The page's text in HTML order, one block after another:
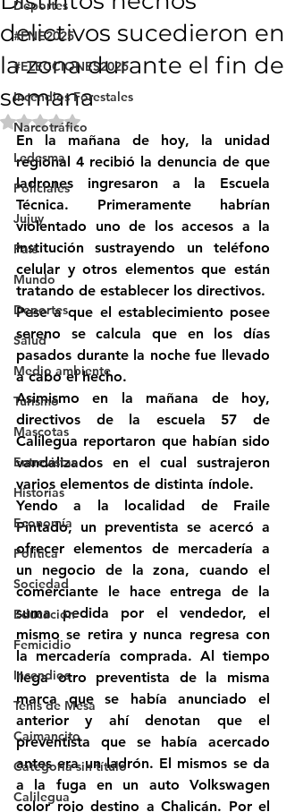
Deportes
#FNE2025
#ELECCIONES2025
Incendios Forestales
Narcotráfico
Ledesma
Policiales
Jujuy
País
Mundo
Deportes
Salud
Medio ambiente
Turismo
Mascotas
Entrevistas
Historias
Economía
Politica
Sociedad
Educación
Femicidio
Incendios
Tenis de Mesa
Caimancito
Categoría sin título
Calilegua
delictivos sucedieron en
la zona durante el fin de
semana
Obtuvo NaN de 5 estrellas.
En la mañana de hoy, la unidad
regional 4 recibió la denuncia de que
ladrones ingresaron a la Escuela
Técnica. Primeramente habrían
violentado uno de los accesos a la
institución sustrayendo un teléfono
celular y otros elementos que están
tratando de establecer los directivos.
Pese a que el establecimiento posee
sereno se calcula que en los días
pasados durante la noche fue llevado
a cabo el hecho.
Asimismo en la mañana de hoy,
directivos de la escuela 57 de
Calilegua reportaron que habían sido
vandalizados en el cual sustrajeron
varios elementos de distinta índole.
Yendo a la localidad de Fraile
Pintado, un preventista se acercó a
ofrecer elementos de mercadería a
un negocio de la zona, cuando el
comerciante le hace entrega de la
suma pedida por el vendedor, el
mismo se retira y nunca regresa con
la mercadería comprada. Al tiempo
llega otro preventista de la misma
marca que se había anunciado el
anterior y ahí denotan que el
preventista que se había acercado
antes era un ladrón. El mismos se da
a la fuga en un auto Volkswagen
color rojo destino a Chalicán. Por el